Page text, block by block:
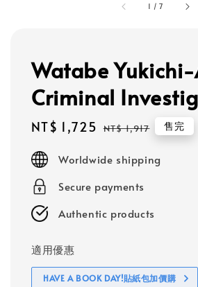
1 /7
Watabe
Criminal
Sale
NT$ 1,725 Regular
NT$ 1,917 售完
Worldwide shipping
Secure payments
Authentic products
適用優惠
HAVE A BOOK DAY!貼紙包加價購